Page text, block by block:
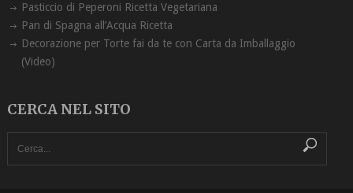
Pasticcio di Peperoni Ricetta Vegetariana
Pan di Spagna all’Acqua Ricetta
Decorazione per Torte fai da te con Carta da Imballaggio
(Video)
CERCA NEL SITO